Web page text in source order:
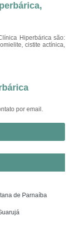
Hiperbárica são:
cistite actínica,
por email.
de Parnaíba